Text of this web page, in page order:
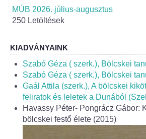
INTÉZMÉNYEK
Bölcskei Mesevár Óvoda és
Óvodakert
Egészségügy
Háziorvos
MÚB 2026. július-augusztus
250 Letöltések
KIADVÁNYAINK
Szabó Géza ( szerk.), Bölcskei
Szabó Géza ( szerk.), Bölcskei
Gaál Attila (szerk.), A bölcskei
feliratok és leletek a Dunából
Havassy Péter- Pongrácz Gábor:
bölcskei festő élete (2015)